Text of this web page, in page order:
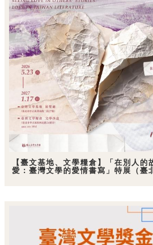
【臺文基地、文學糧倉】「在別人的
愛：臺灣文學的愛情書寫」特展（臺